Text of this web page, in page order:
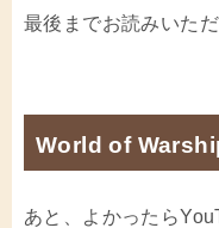
最後までお読みいた
World of
あと、よかったら